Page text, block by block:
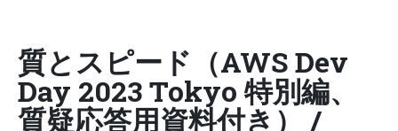
質とスピード（AWS Dev
Day 2023 Tokyo 特別編、
質疑応答用資料付き） /